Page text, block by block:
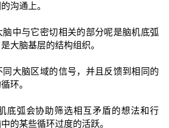
沟通上。
中与它密切相关的部分呢是脑机底弧
大脑基层的结构组织。
大脑区域的信号，并且反馈到相同的
环。
底弧会协助筛选相互矛盾的想法和行
的某些循环过度的活跃。